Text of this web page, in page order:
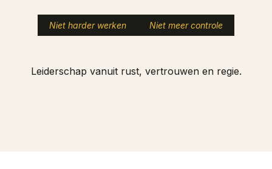
Niet harder werken Niet meer controle
Leiderschap vanuit rust, vertrouwen en regie.